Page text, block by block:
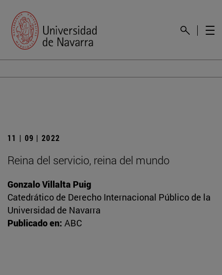
11 | 09 | 2022
Reina del servicio, reina del mundo
Gonzalo Villalta Puig
Catedrático de Derecho Internacional Público de la
Universidad de Navarra
Publicado en: ABC